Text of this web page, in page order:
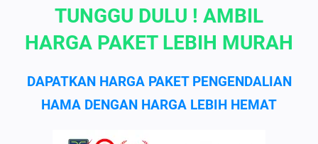
TUNGGU DULU ! AMBIL
HARGA PAKET LEBIH MURAH
DAPATKAN HARGA PAKET PENGENDALIAN
HAMA DENGAN HARGA LEBIH HEMAT